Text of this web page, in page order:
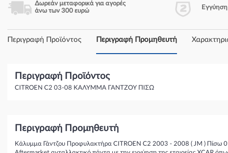
Δωρεάν μεταφορικά για αγορές
άνω των 300 ευρώ
Εγγύηση
Περιγραφή Προϊόντος Περιγραφή Προμηθευτή
Περιγραφή Προϊόντος
CITROEN C2 03-08 ΚΑΛΥΜΜΑ ΓΑΝΤΖΟΥ ΠΙΣΩ
Περιγραφή Προμηθευτή
Κάλυμμα Γάντζου Προφυλακτήρα CITROEN C2 2003 - 2008 ( JM ) Πίσω